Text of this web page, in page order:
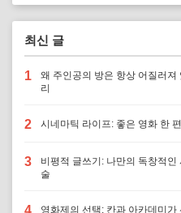
최신 글
1
왜 주인공의 방은 항상 어질러
리
2 시네마틱 라이프: 좋은 영화 한
3
비평적 글쓰기: 나만의 독창적
술
4 영화제의 선택: 칸과 아카데미